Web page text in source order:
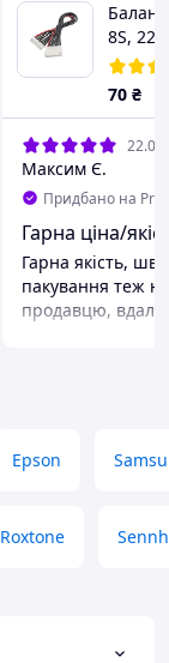
8S,
70 ₴
Максим Є.
Придбано на
Гарна ціна/
Гарна якість,
пакування теж
продавцю,
Epson
Roxtone